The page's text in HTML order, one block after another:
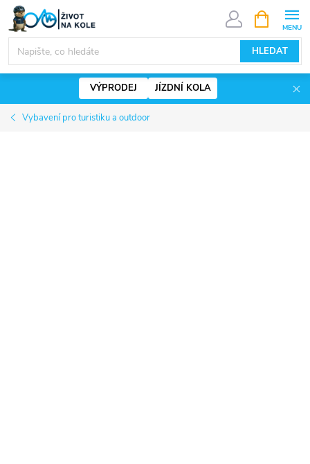
Přejít
obsah
HLEDAT
NÁKUPNÍ
KOŠÍK
VÝPRODEJ JÍZDNÍ KOLA
Vybavení pro turistiku a outdoor
www.zivotnakole.eu - Chat